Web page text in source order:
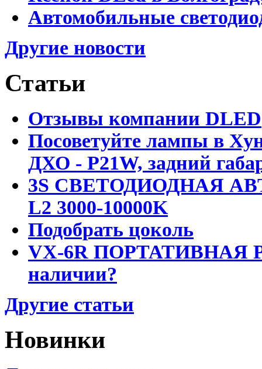
Автомобильные
Другие новости
Статьи
Отзывы компании DLED
Посоветуйте лампы в
ДХО - P21W, задний
3S СВЕТОДИОДНАЯ
L2 3000-10000K
Подобрать цоколь
VX-6R ПОРТАТИВНАЯ
наличии?
Другие статьи
Новинки